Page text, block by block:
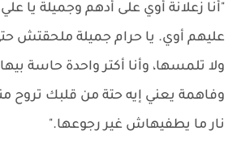
"أنا زعلانة أوي على أدهم وجميلة يا
عليهم أوي. يا حرام جميلة ملحقتش
ولا تلمسها، وأنا أكتر واحدة حاسة بيها
وفاهمة يعني إيه حتة من قلبك
نار ما يطفيهاش غير رجوعها."